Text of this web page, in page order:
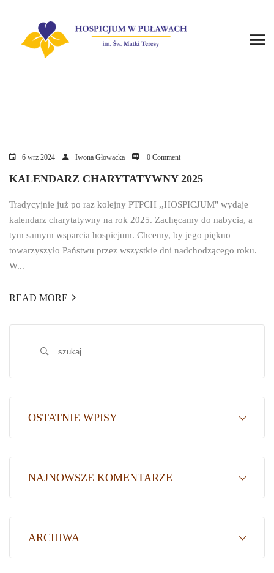
6 wrz 2024 Iwona Głowacka 0 Comment
KALENDARZ CHARYTATYWNY 2025
Tradycyjnie już po raz kolejny PTPCH ,,HOSPICJUM" wydaje
kalendarz charytatywny na rok 2025. Zachęcamy do nabycia, a
tym samym wsparcia hospicjum. Chcemy, by jego piękno
towarzyszyło Państwu przez wszystkie dni nadchodzącego roku.
W...
READ MORE
OSTATNIE WPISY
NAJNOWSZE KOMENTARZE
ARCHIWA